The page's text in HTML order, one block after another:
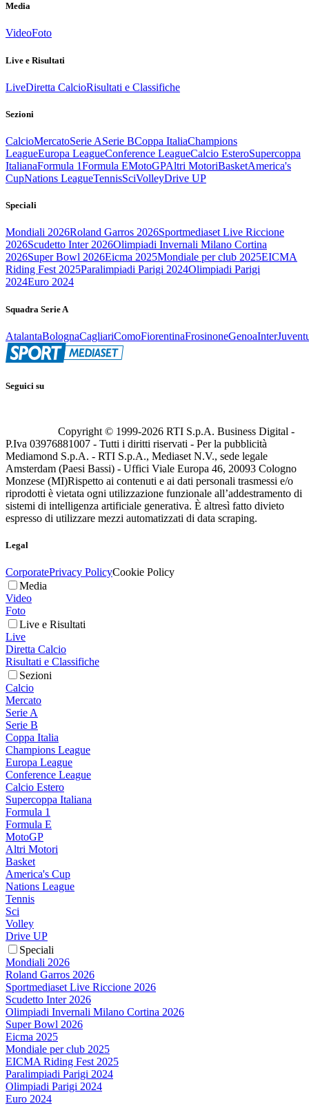
Media
VideoFoto
Live e Risultati
LiveDiretta CalcioRisultati e Classifiche
Sezioni
CalcioMercatoSerie ASerie BCoppa ItaliaChampions
LeagueEuropa LeagueConference LeagueCalcio EsteroSupercoppa
ItalianaFormula 1Formula EMotoGPAltri MotoriBasketAmerica's
CupNations LeagueTennisSciVolleyDrive UP
Speciali
Mondiali 2026Roland Garros 2026Sportmediaset Live Riccione
2026Scudetto Inter 2026Olimpiadi Invernali Milano Cortina
2026Super Bowl 2026Eicma 2025Mondiale per club 2025EICMA
Riding Fest 2025Paralimpiadi Parigi 2024Olimpiadi Parigi
2024Euro 2024
Squadra Serie A
AtalantaBolognaCagliariComoFiorentinaFrosinoneGenoaInter
Seguici su
Copyright © 1999-2026 RTI S.p.A. Business Digital -
P.Iva 03976881007 - Tutti i diritti riservati - Per la pubblicità
Mediamond S.p.A. - RTI S.p.A., Mediaset N.V., sede legale
Amsterdam (Paesi Bassi) - Uffici Viale Europa 46, 20093 Cologno
Monzese (MI)Rispetto ai contenuti e ai dati personali trasmessi e/o
riprodotti è vietata ogni utilizzazione funzionale all’addestramento di
sistemi di intelligenza artificiale generativa. È altresì fatto divieto
espresso di utilizzare mezzi automatizzati di data scraping.
Legal
CorporatePrivacy PolicyCookie Policy
Media
Video
Foto
Live e Risultati
Live
Diretta Calcio
Risultati e Classifiche
Sezioni
Calcio
Mercato
Serie A
Serie B
Coppa Italia
Champions League
Europa League
Conference League
Calcio Estero
Supercoppa Italiana
Formula 1
Formula E
MotoGP
Altri Motori
Basket
America's Cup
Nations League
Tennis
Sci
Volley
Drive UP
Speciali
Mondiali 2026
Roland Garros 2026
Sportmediaset Live Riccione 2026
Scudetto Inter 2026
Olimpiadi Invernali Milano Cortina 2026
Super Bowl 2026
Eicma 2025
Mondiale per club 2025
EICMA Riding Fest 2025
Paralimpiadi Parigi 2024
Olimpiadi Parigi 2024
Euro 2024